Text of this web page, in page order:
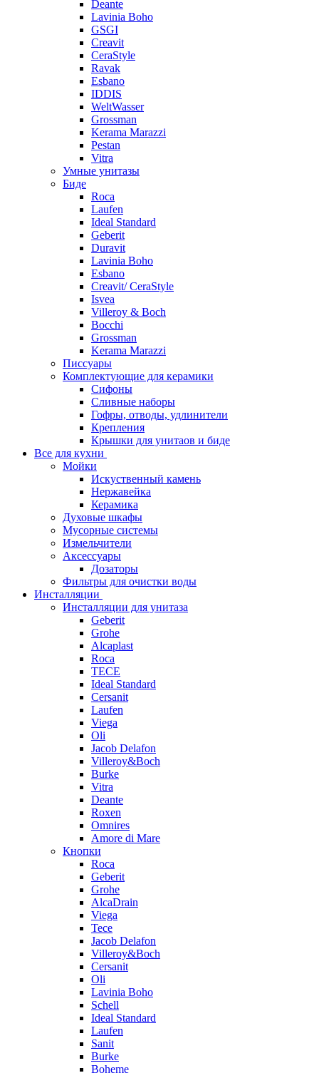
Deante
Lavinia Boho
GSGI
Creavit
CeraStyle
Ravak
Esbano
IDDIS
WeltWasser
Grossman
Kerama Marazzi
Pestan
Vitra
Умные унитазы
Биде
Roca
Laufen
Ideal Standard
Geberit
Duravit
Lavinia Boho
Esbano
Creavit/ CeraStyle
Isvea
Villeroy & Boch
Bocchi
Grossman
Kerama Marazzi
Писсуары
Комплектующие для керамики
Сифоны
Сливные наборы
Гофры, отводы, удлинители
Крепления
Крышки для унитаов и биде
Все для кухни
Мойки
Искуственный камень
Нержавейка
Керамика
Духовые шкафы
Мусорные системы
Измельчители
Аксессуары
Дозаторы
Фильтры для очистки воды
Инсталляции
Инсталляции для унитаза
Geberit
Grohe
Alcaplast
Roca
TECE
Ideal Standard
Cersanit
Laufen
Viega
Oli
Jacob Delafon
Villeroy&Boch
Burke
Vitra
Deante
Roxen
Omnires
Amore di Mare
Кнопки
Roca
Geberit
Grohe
AlcaDrain
Viega
Tece
Jacob Delafon
Villeroy&Boch
Cersanit
Oli
Lavinia Boho
Schell
Ideal Standard
Laufen
Sanit
Burke
Boheme